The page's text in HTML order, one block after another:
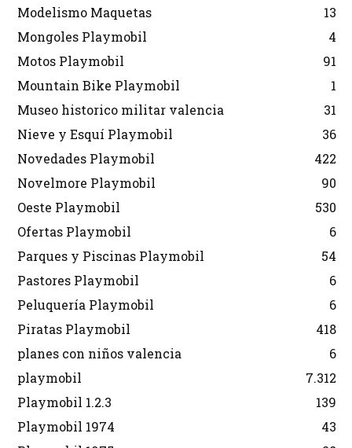
Modelismo Maquetas
13
Mongoles Playmobil
4
Motos Playmobil
91
Mountain Bike Playmobil
1
Museo historico militar valencia
31
Nieve y Esquí Playmobil
36
Novedades Playmobil
422
Novelmore Playmobil
90
Oeste Playmobil
530
Ofertas Playmobil
6
Parques y Piscinas Playmobil
54
Pastores Playmobil
6
Peluquería Playmobil
6
Piratas Playmobil
418
planes con niños valencia
6
playmobil
7.312
Playmobil 1.2.3
139
Playmobil 1974
43